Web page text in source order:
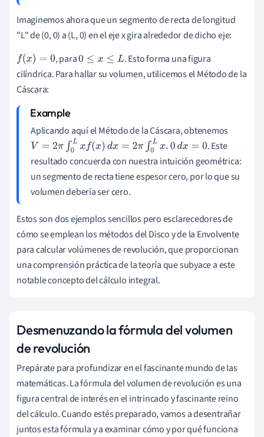
Imaginemos ahora que un segmento de recta de longitud
"L" de (0, 0) a (L, 0) en el eje x gira alrededor de dicho eje:
f(x)=0 , para0≤x≤ L
. Esto forma una figura
cilíndrica. Para hallar su volumen, utilicemos el Método de la
Cáscara:
Aplicando aquí el Método de la Cáscara, obtenemos
V= 2π 0Lxf(x) dx=2π∫0Lx 0d x=0
. Este
resultado concuerda con nuestra intuición geométrica:
un segmento de recta tiene espesor cero, por lo que su
volumen debería ser cero.
Estos son dos ejemplos sencillos pero esclarecedores de
cómo se emplean los métodos del Disco y de la Envolvente
para calcular volúmenes de revolución, que proporcionan
una comprensión práctica de la teoría que subyace a este
notable concepto del cálculo integral.
Desmenuzando la fórmula del volumen
de revolución
Prepárate para profundizar en el fascinante mundo de las
matemáticas. La fórmula del volumen de revolución es una
figura central de interés en el intrincado y fascinante reino
del cálculo. Cuando estés preparado, vamos a desentrañar
juntos esta fórmula y a examinar cómo y por qué funciona